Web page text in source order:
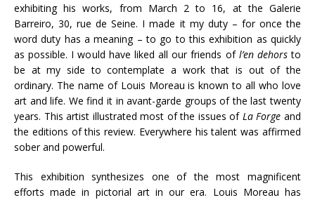
exhibiting his works, from March 2 to 16, at the Galerie
Barreiro, 30, rue de Seine. I made it my duty – for once the
word duty has a meaning – to go to this exhibition as quickly
as possible. I would have liked all our friends of l’en dehorsto
be at my side to contemplate a work that is out of the
ordinary. The name of Louis Moreau is known to all who love
art and life. We find it in avant-garde groups of the last twenty
years. This artist illustrated most of the issues of La Forge and
the editions of this review. Everywhere his talent was affirmed
sober and powerful.
This exhibition synthesizes one of the most magnificent
efforts made in pictorial art in our era. Louis Moreau has